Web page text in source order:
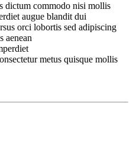
dictum commodo nisi mollis
augue blandit dui
orci lobortis sed adipiscing
aenean
metus quisque mollis